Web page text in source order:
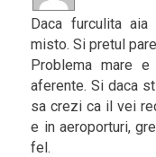
Daca furculita
misto. Si pretul
Problema mare
aferente. Si daca
sa crezi ca il vei
e in aeroporturi,
fel.